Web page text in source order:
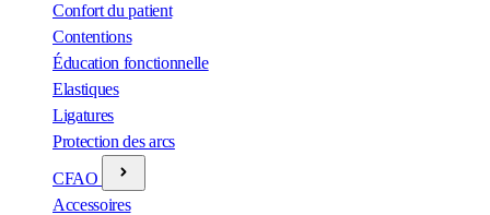
Confort du patient
Contentions
Éducation fonctionnelle
Elastiques
Ligatures
Protection des arcs
CFAO
Accessoires